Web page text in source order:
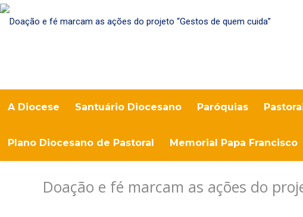
A Diocese Santuário Diocesano Paróquias
Plano Diocesano de Pastoral Memorial Papa Francisco
Doação e fé marcam as ações do